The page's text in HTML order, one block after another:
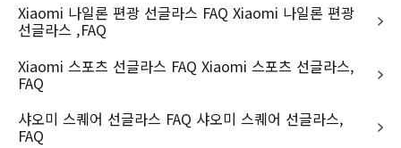
Xiaomi 나일론 편광 선글라스 FAQ Xiaomi 나일론 편광
선글라스 ,FAQ
Xiaomi 스포츠 선글라스 FAQ Xiaomi 스포츠 선글라스,
FAQ
샤오미 스퀘어 선글라스 FAQ 샤오미 스퀘어 선글라스,
FAQ